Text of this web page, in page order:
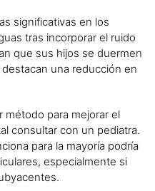
significativas en los
tras incorporar el ruido
que sus hijos se duermen
una reducción en
método para mejorar el
consultar con un pediatra.
para la mayoría podría
especialmente si